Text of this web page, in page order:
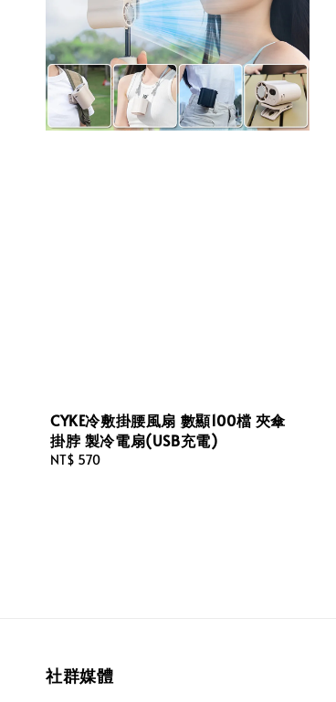
CYKE冷敷掛腰風扇 數顯100檔 夾傘
掛脖 製冷電扇(USB充電)
Regular
NT$ 570
社群媒體